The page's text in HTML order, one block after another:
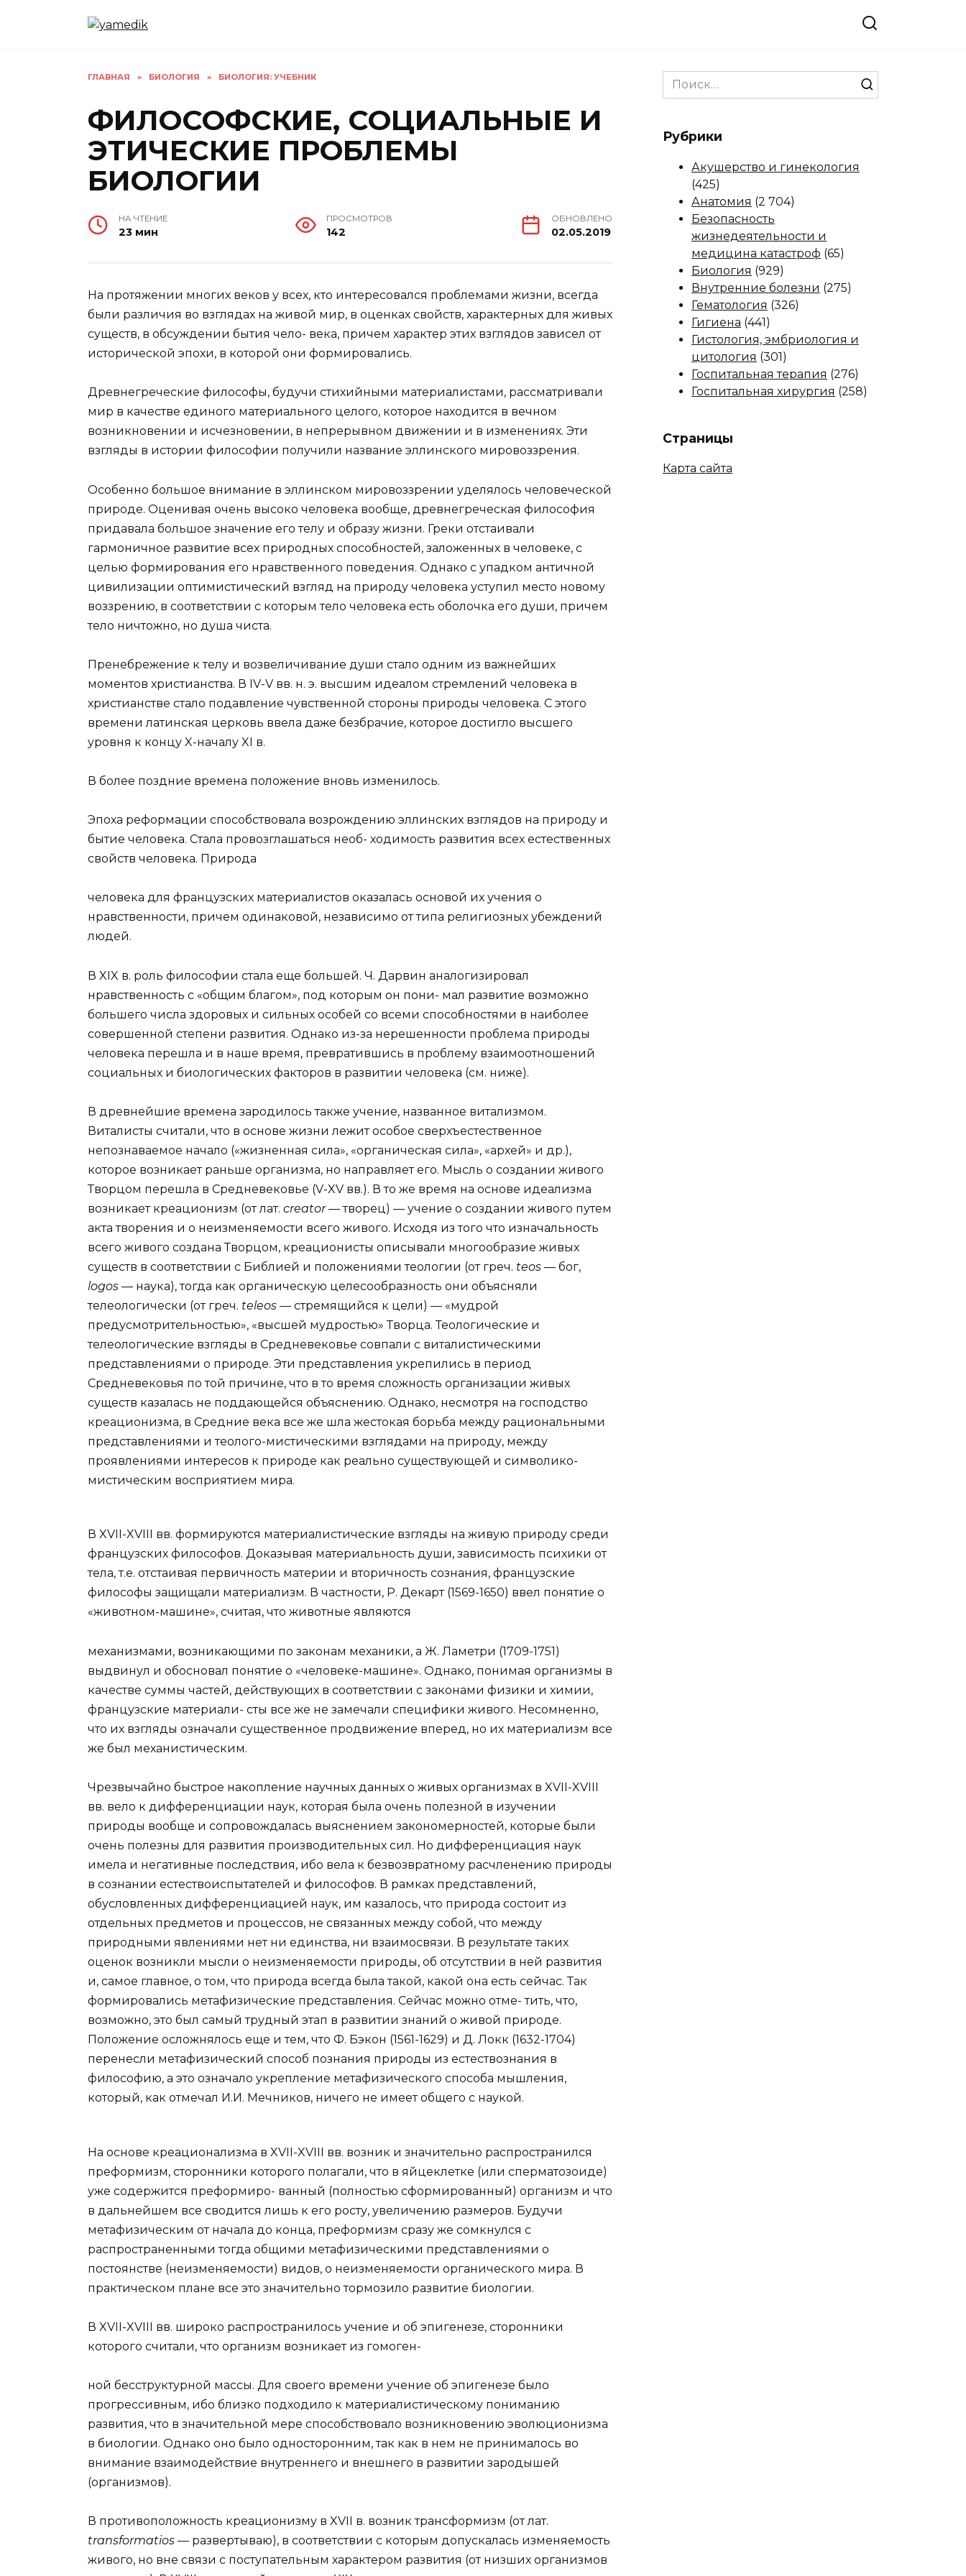
ГЛАВНАЯ » БИОЛОГИЯ » БИОЛОГИЯ: УЧЕБНИК
ФИЛОСОФСКИЕ, СОЦИАЛЬНЫЕ И
ЭТИЧЕСКИЕ ПРОБЛЕМЫ
БИОЛОГИИ
НА ЧТЕНИЕ
23 мин
ПРОСМОТРОВ
142
ОБНОВЛЕНО
02.05.2019
На протяжении многих веков у всех, кто интересовался проблемами жизни, всегда
были различия во взглядах на живой мир, в оценках свойств, характерных для живых
существ, в обсуждении бытия чело- века, причем характер этих взглядов зависел от
исторической эпохи, в которой они формировались.
Древнегреческие философы, будучи стихийными материалистами, рассматривали
мир в качестве единого материального целого, которое находится в вечном
возникновении и исчезновении, в непрерывном движении и в изменениях. Эти
взгляды в истории философии получили название эллинского мировоззрения.
Особенно большое внимание в эллинском мировоззрении уделялось человеческой
природе. Оценивая очень высоко человека вообще, древнегреческая философия
придавала большое значение его телу и образу жизни. Греки отстаивали
гармоничное развитие всех природных способностей, заложенных в человеке, с
целью формирования его нравственного поведения. Однако с упадком античной
цивилизации оптимистический взгляд на природу человека уступил место новому
воззрению, в соответствии с которым тело человека есть оболочка его души, причем
тело ничтожно, но душа чиста.
Пренебрежение к телу и возвеличивание души стало одним из важнейших
моментов христианства. В IV-V вв. н. э. высшим идеалом стремлений человека в
христианстве стало подавление чувственной стороны природы человека. С этого
времени латинская церковь ввела даже безбрачие, которое достигло высшего
уровня к концу X-началу XI в.
В более поздние времена положение вновь изменилось.
Эпоха реформации способствовала возрождению эллинских взглядов на природу и
бытие человека. Стала провозглашаться необ- ходимость развития всех естественных
свойств человека. Природа
человека для французских материалистов оказалась основой их учения о
нравственности, причем одинаковой, независимо от типа религиозных убеждений
людей.
В XIX в. роль философии стала еще большей. Ч. Дарвин аналогизировал
нравственность с «общим благом», под которым он пони- мал развитие возможно
большего числа здоровых и сильных особей со всеми способностями в наиболее
совершенной степени развития. Однако из-за нерешенности проблема природы
человека перешла и в наше время, превратившись в проблему взаимоотношений
социальных и биологических факторов в развитии человека (см. ниже).
В древнейшие времена зародилось также учение, названное витализмом.
Виталисты считали, что в основе жизни лежит особое сверхъестественное
непознаваемое начало («жизненная сила», «органическая сила», «архей» и др.),
которое возникает раньше организма, но направляет его. Мысль о создании живого
Творцом перешла в Средневековье (V-XV вв.). В то же время на основе идеализма
возникает креационизм (от лат. creator —творец) — учение о создании живого путем
акта творения и о неизменяемости всего живого. Исходя из того что изначальность
всего живого создана Творцом, креационисты описывали многообразие живых
существ в соответствии с Библией и положениями теологии (от греч. teos — бог,
logos — наука), тогда как органическую целесообразность они объясняли
телеологически (от греч. teleos — стремящийся к цели) — «мудрой
предусмотрительностью», «высшей мудростью» Творца. Теологические и
телеологические взгляды в Средневековье совпали с виталистическими
представлениями о природе. Эти представления укрепились в период
Средневековья по той причине, что в то время сложность организации живых
существ казалась не поддающейся объяснению. Однако, несмотря на господство
креационизма, в Средние века все же шла жестокая борьба между рациональными
представлениями и теолого-мистическими взглядами на природу, между
проявлениями интересов к природе как реально существующей и символико-
мистическим восприятием мира.
В XVII-XVIII вв. формируются материалистические взгляды на живую природу среди
французских философов. Доказывая материальность души, зависимость психики от
тела, т.е. отстаивая первичность материи и вторичность сознания, французские
философы защищали материализм. В частности, Р. Декарт (1569-1650) ввел понятие о
«животном-машине», считая, что животные являются
механизмами, возникающими по законам механики, а Ж. Ламетри (1709-1751)
выдвинул и обосновал понятие о «человеке-машине». Однако, понимая организмы в
качестве суммы частей, действующих в соответствии с законами физики и химии,
французские материали- сты все же не замечали специфики живого. Несомненно,
что их взгляды означали существенное продвижение вперед, но их материализм все
же был механистическим.
Чрезвычайно быстрое накопление научных данных о живых организмах в XVII-XVIII
вв. вело к дифференциации наук, которая была очень полезной в изучении
природы вообще и сопровождалась выяснением закономерностей, которые были
очень полезны для развития производительных сил. Но дифференциация наук
имела и негативные последствия, ибо вела к безвозвратному расчленению природы
в сознании естествоиспытателей и философов. В рамках представлений,
обусловленных дифференциацией наук, им казалось, что природа состоит из
отдельных предметов и процессов, не связанных между собой, что между
природными явлениями нет ни единства, ни взаимосвязи. В результате таких
оценок возникли мысли о неизменяемости природы, об отсутствии в ней развития
и, самое главное, о том, что природа всегда была такой, какой она есть сейчас. Так
формировались метафизические представления. Сейчас можно отме- тить, что,
возможно, это был самый трудный этап в развитии знаний о живой природе.
Положение осложнялось еще и тем, что Ф. Бэкон (1561-1629) и Д. Локк (1632-1704)
перенесли метафизический способ познания природы из естествознания в
философию, а это означало укрепление метафизического способа мышления,
который, как отмечал И.И. Мечников, ничего не имеет общего с наукой.
На основе креационализма в XVII-XVIII вв. возник и значительно распространился
преформизм, сторонники которого полагали, что в яйцеклетке (или сперматозоиде)
уже содержится преформиро- ванный (полностью сформированный) организм и что
в дальнейшем все сводится лишь к его росту, увеличению размеров. Будучи
метафизическим от начала до конца, преформизм сразу же сомкнулся с
распространенными тогда общими метафизическими представлениями о
постоянстве (неизменяемости) видов, о неизменяемости органического мира. В
практическом плане все это значительно тормозило развитие биологии.
В XVII-XVIII вв. широко распространилось учение и об эпигенезе, сторонники
которого считали, что организм возникает из гомоген-
ной бесструктурной массы. Для своего времени учение об эпигенезе было
прогрессивным, ибо близко подходило к материалистическому пониманию
развития, что в значительной мере способствовало возникновению эволюционизма
в биологии. Однако оно было односторонним, так как в нем не принималось во
внимание взаимодействие внутреннего и внешнего в развитии зародышей
(организмов).
В противоположность креационизму в XVII в. возник трансформизм (от лат.
transformatios — развертываю), в соответствии с которым допускалась изменяемость
живого, но вне связи с поступательным характером развития (от низших организмов
Search
for:
Рубрики
Акушерство и гинекология
(425)
Анатомия (2 704)
Безопасность
жизнедеятельности и
медицина катастроф (65)
Биология (929)
Внутренние болезни (275)
Гематология (326)
Гигиена (441)
Гистология, эмбриология и
цитология (301)
Госпитальная терапия (276)
Госпитальная хирургия (258)
Страницы
Карта сайта